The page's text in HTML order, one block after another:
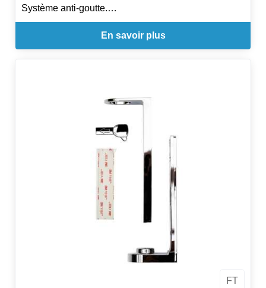
Système anti-goutte.
H26.5xL14 cm Profondeur 11.25cm
Compatible avec gel et solutions hydroalcooliques
En savoir plus
FT